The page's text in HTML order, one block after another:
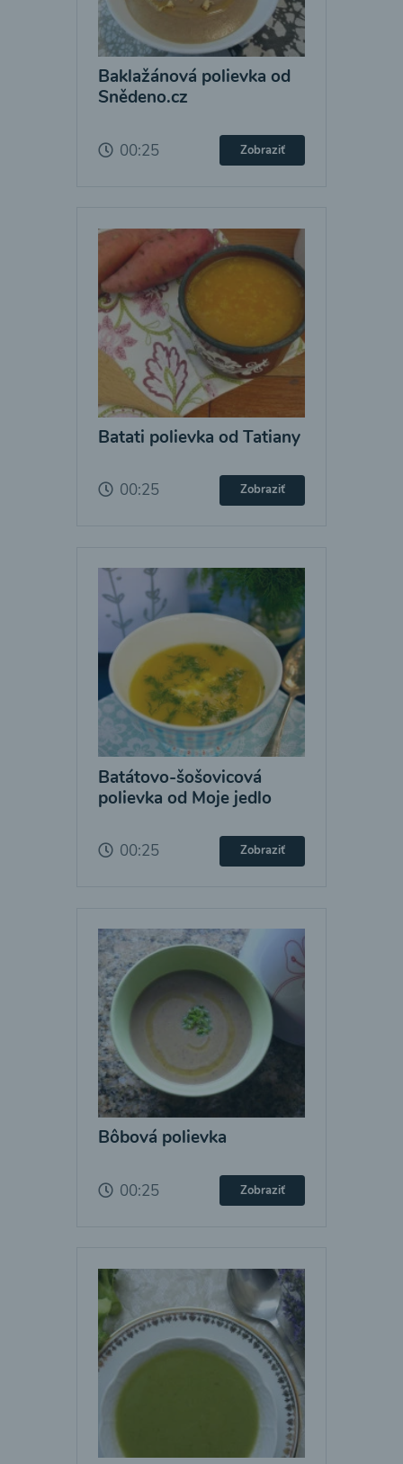
Baklažánová polievka od
Snědeno.cz
00:25 Zobraziť
Batati polievka od Tatiany
00:25 Zobraziť
Batátovo-šošovicová
polievka od Moje jedlo
00:25 Zobraziť
Bôbová polievka
00:25 Zobraziť